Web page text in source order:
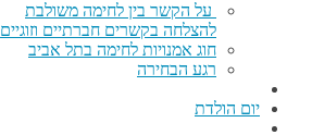
על הקשר בין לחימה משולבת
להצלחה בקשרים חברתיים וזוגיים
חוג אמנויות לחימה בתל אביב
רגע הבחירה
יום הולדת